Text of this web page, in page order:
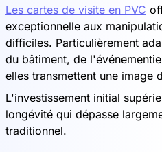
Les cartes de visite en PVC
exceptionnelle aux
difficiles. Particulièrement
du bâtiment, de
elles transmettent une image
L'investissement initial
longévité qui dépasse
traditionnel.